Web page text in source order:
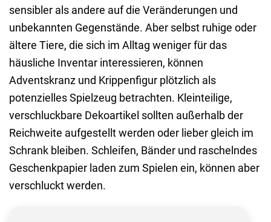
sensibler als andere auf die Veränderungen und
unbekannten Gegenstände. Aber selbst ruhige oder
ältere Tiere, die sich im Alltag weniger für das
häusliche Inventar interessieren, können
Adventskranz und Krippenfigur plötzlich als
potenzielles Spielzeug betrachten. Kleinteilige,
verschluckbare Dekoartikel sollten außerhalb der
Reichweite aufgestellt werden oder lieber gleich im
Schrank bleiben. Schleifen, Bänder und raschelndes
Geschenkpapier laden zum Spielen ein, können aber
verschluckt werden.